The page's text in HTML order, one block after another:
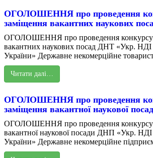
ОГОЛОШЕННЯ про проведення
заміщення вакантних наукових
ОГОЛОШЕННЯ про проведення конкурсу
вакантних наукових посад ДНТ «Укр.
України» Державне некомерційне
Читати далі…
ОГОЛОШЕННЯ про проведення
заміщення вакантної наукової
ОГОЛОШЕННЯ про проведення конкурсу
вакантної наукової посади ДНП «Укр.
України» Державне некомерційне